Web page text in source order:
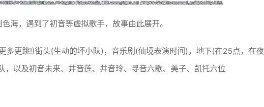
海，遇到了初音等虚拟歌手，故事由此展开。
多更跳!)街头(生动的坏小队)，音乐剧(仙境表演时间)，地下(在25点，在夜
，以及初音未来、井音莲、井音玲、寻音六歌、美子、凯托六位